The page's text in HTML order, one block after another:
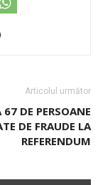
Articolul următor
DE PERSOANE
DE ­FRAUDE LA
REFERENDUM